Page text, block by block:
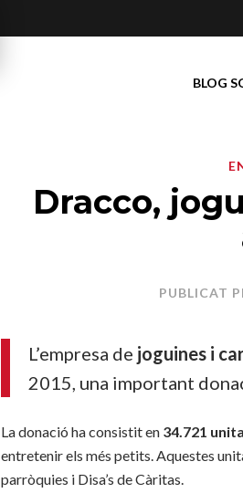
BLOG
Dracco,
PUBLICAT
L’empresa de joguines i
2015, una important
La donació ha consistit en 34.721
entretenir els més petits. Aquestes
parròquies i Disa’s de Càritas.